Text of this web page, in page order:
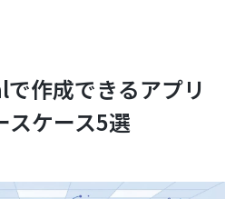
作成できるアプリ
スケース5選